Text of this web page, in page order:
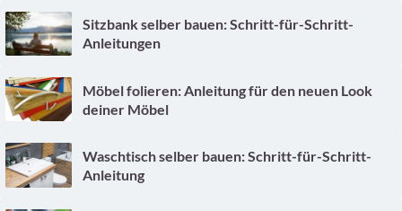
Sitzbank selber bauen: Schritt-für-Schritt-
Anleitungen
Möbel folieren: Anleitung für den neuen Look
deiner Möbel
Waschtisch selber bauen: Schritt-für-Schritt-
Anleitung